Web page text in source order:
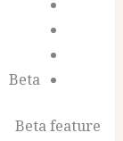
Beta
Beta feature